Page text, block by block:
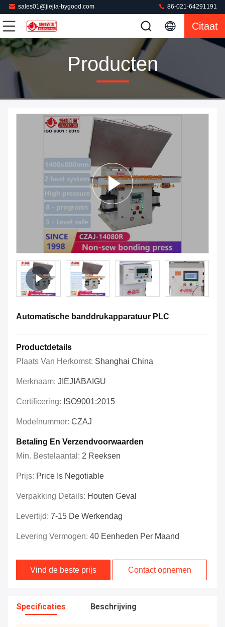
sales01@jiejia-bygood.com 86-021-64291191
Citaat
Producten
Automatische banddrukapparatuur PLC
Productdetails
Plaats Van Herkomst: Shanghai China
Merknaam: JIEJIABAIGU
Certificering: ISO9001:2015
Modelnummer: CZAJ
Betaling En Verzendvoorwaarden
Min. Bestelaantal: 2 Reeksen
Prijs: Price Is Negotiable
Verpakking Details: Houten Geval
Levertijd: 7-15 De Werkendag
Levering Vermogen: 40 Eenheden Per Maand
Vind de beste prijs Contact opnemen
Specificaties Beschrijving